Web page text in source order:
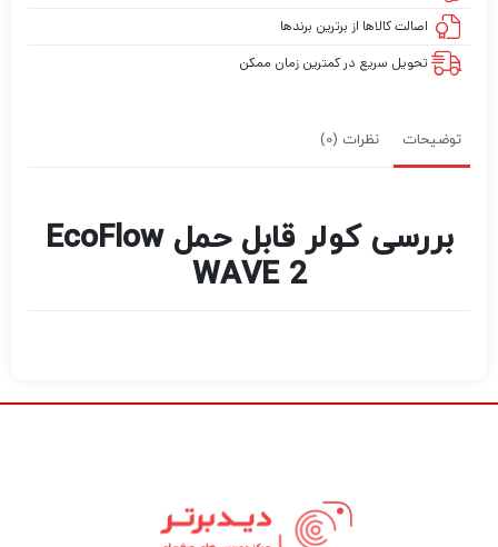
اصالت کالاها از برترین برندها
تحویل سریع در کمترین زمان ممکن
توضیحات نظرات (0)
بررسی کولر قابل حمل EcoFlow
WAVE 2